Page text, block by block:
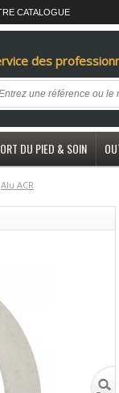
CATALOGUE
des
DU PIED & SOIN
Alu ACR